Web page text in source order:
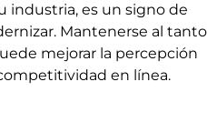
industria, es un signo de
Mantenerse al tanto
mejorar la percepción
en línea.